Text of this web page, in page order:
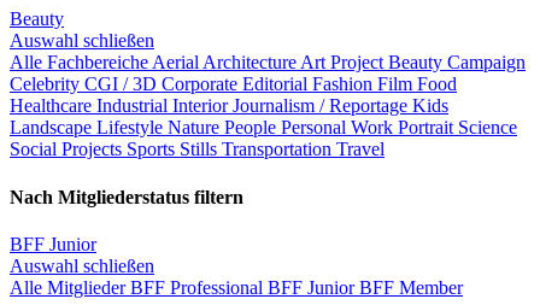
Beauty
Auswahl schließen
Alle Fachbereiche Aerial Architecture Art Project Beauty Campaign
Celebrity CGI / 3D Corporate Editorial Fashion Film Food
Healthcare Industrial InteriorJournalism / Reportage Kids
Landscape Lifestyle Nature People Personal Work Portrait Science
Social Projects Sports Stills Transportation Travel
Nach Mitgliederstatus filtern
BFF Junior
Auswahl schließen
Alle MitgliederBFF Professional BFF JuniorBFF Member